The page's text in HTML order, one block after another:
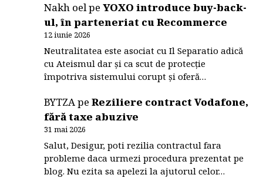
Nakh oelpeYOXO introduce buy-back-
ul, în parteneriat cu Recommerce
12 iunie 2026
Neutralitatea este asociat cu Il Separatio adică
cu Ateismul dar și ca scut de protecție
împotriva sistemului corupt și oferă…
BYTZApeReziliere contract Vodafone,
fără taxe abuzive
31 mai 2026
Salut, Desigur, poti rezilia contractul fara
probleme daca urmezi procedura prezentat pe
blog. Nu ezita sa apelezi la ajutorul celor…